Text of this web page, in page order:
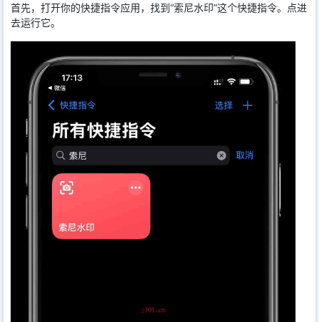
首先，打开你的快捷指令应用，找到“索尼水印”这个快捷指令。点进
去运行它。